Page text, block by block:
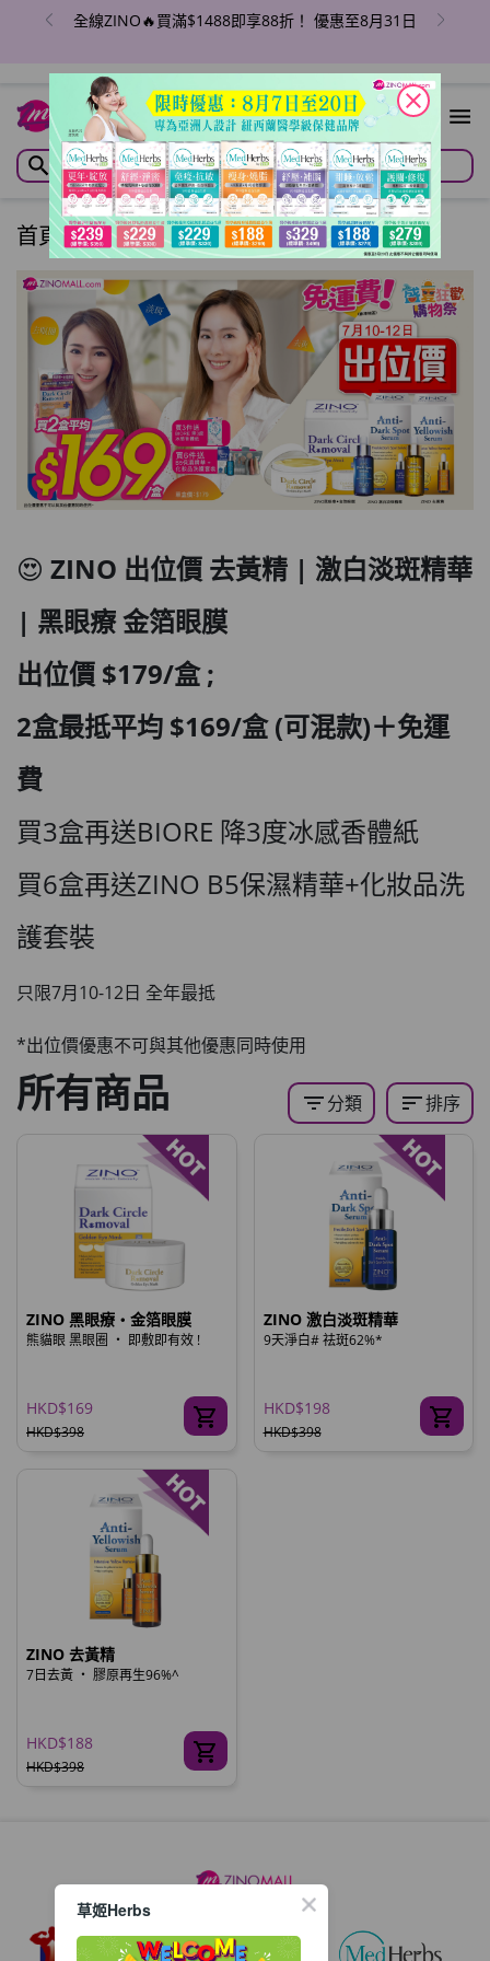
全線ZINO🔥買滿$1488即享88折！ 優惠至8月31日
首頁/ZP2401000046
😍 ZINO 出位價 去黃精 | 激白淡斑精華
| 黑眼療 金箔眼膜
出位價 $179/盒 ;
2盒最抵平均 $169/盒(可混款)＋免運
費
買3盒再送BIORE 降3度冰感香體紙
買6盒再送ZINO B5保濕精華+化妝品洗
護套裝
只限7月10-12日 全年最抵
*出位價優惠不可與其他優惠同時使用
所有商品 filter_list分類 sort排序
ZINO 黑眼療‧金箔眼膜
熊貓眼 黑眼圈 ‧ 即敷即有效 !
HKD$169
HKD$398
ZINO 激白淡斑精華
9天淨白# 祛斑62%*
HKD$198
HKD$398
ZINO 去黃精
7日去黃 ‧ 膠原再生96%^
HKD$188
HKD$398
close
草姬Herbs